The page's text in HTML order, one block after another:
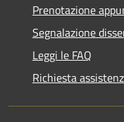
Prenotazione
Segnalazione
Leggi le FAQ
Richiesta